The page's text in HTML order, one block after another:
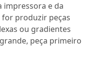
impressora e da
for produzir peças
ou gradientes
peça primeiro